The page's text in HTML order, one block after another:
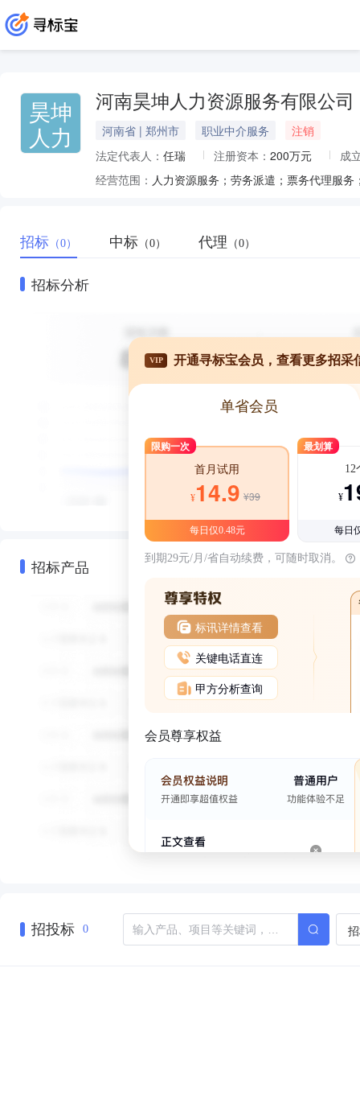
昊坤
人力
河南昊坤人力资源服务有限公司
河南省 | 郑州市 职业中介服务
注销
法定代表人： 任瑞 注册资本： 200万元
成
经营范围：
招标 （0） 中标 （0） 代理 （0）
招标分析
招标产品
VIP 开通寻标宝会员，查看更多招采
单省会员
限购一次
首月试用
¥14.9 ¥39
每日仅0.48元
最划算
12
¥
每日
到期29元/月/省自动续费，可随时取消。
标讯详情查看
关键电话直连
甲方分析查询
会员尊享权益
招投标 0